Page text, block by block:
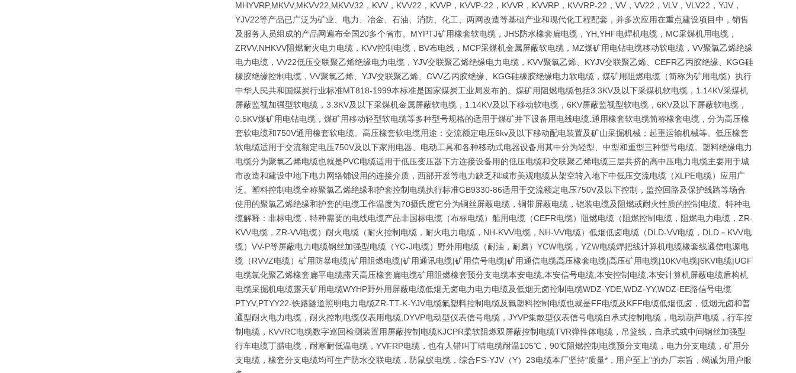
MHYVRP,MKVV,MKVV22,MKVV32，KVV，KVV22，KVVP，KVVP-22，KVVR，KVVRP，KVVRP-22，VV，VV22，VLV，VLV22，YJV，
YJV22等产品已广泛为矿业、电力、冶金、石油、消防、化工、两网改造等基础产业和现代化工程配套，并多次应用在重点建设项目中，销售
及服务人员组成的产品网遍布全国20多个省市。MYPTJ矿用橡套软电缆，JHS防水橡套扁电缆，YH,YHF电焊机电缆，MC采煤机用电缆，
ZRVV,NHKVV阻燃耐火电力电缆，KVV控制电缆，BV布电线，MCP采煤机金属屏蔽软电缆，MZ煤矿用电钻电缆移动软电缆，VV聚氯乙烯绝缘
电力电缆，VV22低压交联聚乙烯绝缘电力电缆，YJV交联聚乙烯绝缘电力电缆，KVV聚氯乙烯、KYJV交联聚乙烯、CEFR乙丙胶绝缘、KGG硅
橡胶绝缘控制电缆，VV聚氯乙烯、YJV交联聚乙烯、CVV乙丙胶绝缘、KGG硅橡胶绝缘电力软电缆，煤矿用阻燃电缆（简称为矿用电缆）执行
中华人民共和国煤炭行业标准MT818-1999本标准是国家煤炭工业局发布的。煤矿用阻燃电缆包括3.3KV及以下采煤机软电缆，1.14KV采煤机
屏蔽监视加强型软电缆，3.3KV及以下采煤机金属屏蔽软电缆，1.14KV及以下移动软电缆，6KV屏蔽监视型软电缆，6KV及以下屏蔽软电缆，
0.5KV煤矿用电钻电缆，煤矿用移动轻型软电缆等多种型号规格的适用于煤矿井下设备用电线电缆.通用橡套软电缆简称橡套电缆，分为高压橡
套软电缆和750V通用橡套软电缆。高压橡套软电缆用途：交流额定电压6kv及以下移动配电装置及矿山采掘机械；起重运输机械等。低压橡套
软电缆适用于交流额定电压750V及以下家用电器、电动工具和各种移动式电器设备用其中分为轻型、中型和重型三种型号电缆。塑料绝缘电力
电缆分为聚氯乙烯电缆也就是PVC电缆适用于低压变压器下方连接设备用的低压电缆和交联聚乙烯电缆三层共挤的高中压电力电缆主要用于城
市改造和建设中地下电力网络铺设用的连接介质，西部开发等电力缺乏和城市美观电缆从架空转入地下中低压交流电缆（XLPE电缆）应用广
泛。塑料控制电缆全称聚氯乙烯绝缘和护套控制电缆执行标准GB9330-86适用于交流额定电压750V及以下控制，监控回路及保护线路等场合
使用的聚氯乙烯绝缘和护套的电缆工作温度为70摄氏度它分为铜丝屏蔽电缆，铜带屏蔽电缆，铠装电缆及阻燃或耐火性质的控制电缆。特种电
缆解释：非标电缆，特种需要的电线电缆产品非国标电缆（布标电缆）船用电缆（CEFR电缆）阻燃电缆（阻燃控制电缆，阻燃电力电缆，ZR-
KVV电缆，ZR-VV电缆）耐火电缆（耐火控制电缆，耐火电力电缆，NH-KVV电缆，NH-VV电缆）低烟低卤电缆（DLD-VV电缆，DLD－KVV电
缆）VV-P等屏蔽电力电缆钢丝加强型电缆（YC-J电缆）野外用电缆（耐油，耐磨）YCW电缆，YZW电缆焊把线计算机电缆橡套线通信电源电
缆（RVVZ电缆）矿用防暴电缆|矿用阻燃电缆|矿用通讯电缆|矿用信号电缆|矿用通信电缆高压橡套电缆|高压矿用电缆|10KV电缆|6KV电缆|UGF
电缆氯化聚乙烯橡套扁平电缆露天高压橡套扁电缆矿用阻燃橡套预分支电缆本安电缆,本安信号电缆,本安控制电缆,本安计算机屏蔽电缆盾构机
电缆采掘机电缆露天矿用电缆WYHP野外用屏蔽电缆低烟无卤电力电力电缆及低烟无卤控制电缆WDZ-YDE,WDZ-YY,WDZ-EE路信号电缆
PTYV,PTYY22-铁路隧道照明电力电缆ZR-TT-K-YJV电缆氟塑料控制电缆及氟塑料控制电缆也就是FF电缆及KFF电缆低烟低卤，低烟无卤和普
通型耐火电力电缆，耐火控制电缆仪表用电缆,DYVP电动型仪表信号电缆，JYVP集散型仪表信号电缆自承式控制电缆，电动葫芦电缆，行车控
制电缆，KVVRC电缆数字巡回检测装置用屏蔽控制电缆KJCPR柔软阻燃双屏蔽控制电缆TVR弹性体电缆，吊篮线，自承式或中间钢丝加强型
行车电缆丁腈电缆，耐寒耐低温电缆，YVFRP电缆，也有人错叫丁晴电缆耐温105℃，90℃阻燃控制电缆预分支电缆，电力分支电缆，矿用分
支电缆，橡套分支电缆均可生产防水交联电缆，防鼠蚁电缆，综合FS-YJV（Y）23电缆本厂坚持“质量*，用户至上”的办厂宗旨，竭诚为用户服